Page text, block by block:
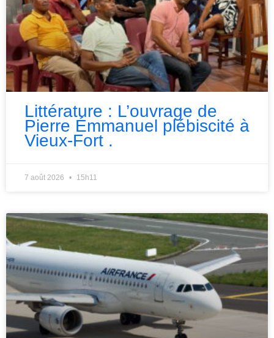
Littérature : L’ouvrage de
Pierre Émmanuel plébiscité à
Vieux-Fort .
7 août 2026 15h11